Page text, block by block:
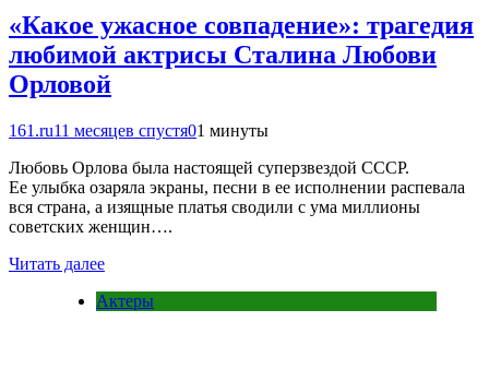
«Какое ужасное совпадение»: трагедия
любимой актрисы Сталина Любови
Орловой
161.ru11 месяцев спустя01 минуты
Любовь Орлова была настоящей суперзвездой СССР.
Ее улыбка озаряла экраны, песни в ее исполнении распевала
вся страна, а изящные платья сводили с ума миллионы
советских женщин….
Читать далее
Актеры